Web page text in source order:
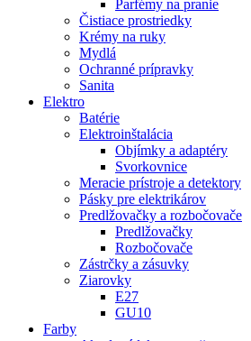
Parfémy na pranie
Čistiace prostriedky
Krémy na ruky
Mydlá
Ochranné prípravky
Sanita
Elektro
Batérie
Elektroinštalácia
Objímky a adaptéry
Svorkovnice
Meracie prístroje a detektory
Pásky pre elektrikárov
Predlžovačky a rozbočovače
Predlžovačky
Rozbočovače
Zástrčky a zásuvky
Ziarovky
E27
GU10
Farby